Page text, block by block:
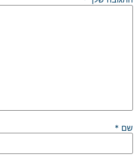
שם *